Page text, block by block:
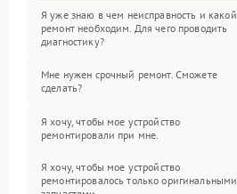
Я уже знаю в чем неисправность и какой
ремонт необходим. Для чего проводить
диагностику?
Мне нужен срочный ремонт. Сможете
сделать?
Я хочу, чтобы мое устройство
ремонтировали при мне.
Я хочу, чтобы мое устройство
ремонтировалось только оригинальными